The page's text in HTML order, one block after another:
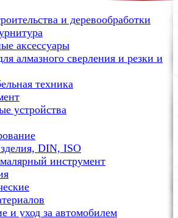
и деревообработки
аксессуары
алмазного сверления и резки и
техника
устройства
DIN, ISO
инструмент
и уход за автомобилем